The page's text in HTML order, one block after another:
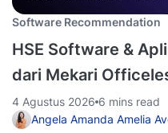
Software Recommendation
HSE Software &
dari Mekari
4 Agustus 2026 6 mins read
Angela Amanda Amelia